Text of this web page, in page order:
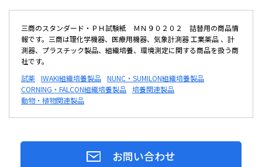
三商のスタンダード・ＰＨ試験紙 ＭＮ９０２０２ 詰替用の商品情
報です。三商は理化学機器、医療用機器、気象計測器 工業薬品 、計
測器、プラスチック製品、組織培養、環境測定に関する商品を扱う商
社です。
試薬 IWAKI組織培養製品 NUNC・SUMILON組織培養製品
CORNING・FALCON組織培養製品 培養関連製品
動物・植物関連製品
お問い合わせ